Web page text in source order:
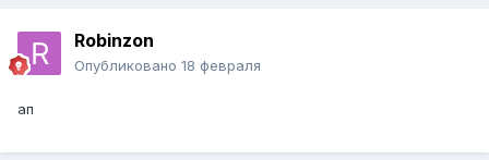
Robinzon
Опубликовано 18 февраля
ап